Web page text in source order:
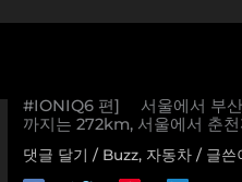
로
#IONIQ6 편] ⠀ 서울에서 부
까지는 272km, 서울에서 춘
댓글 달기 / Buzz, 자동차 / 글